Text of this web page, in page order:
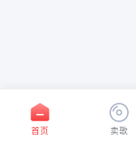
首页 卖歌